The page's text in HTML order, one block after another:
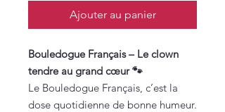
Ajouter au panier
Bouledogue Français – Le clown
tendre au grand cœur 🐾
Le Bouledogue Français, c’est la
dose quotidienne de bonne humeur.